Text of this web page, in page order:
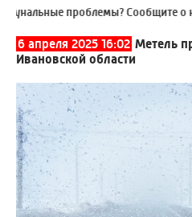
проблемы? Сообщите о
6 апреля 2025 16:02 Метель
Ивановской области